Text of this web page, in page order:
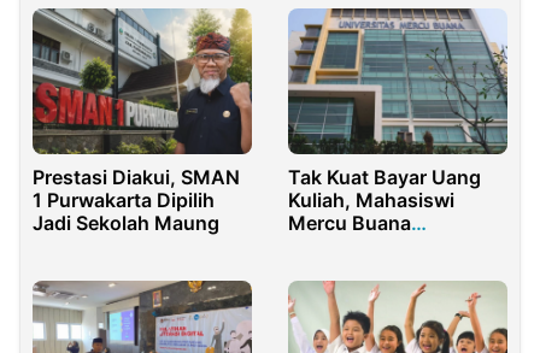
Prestasi Diakui, SMAN
1 Purwakarta Dipilih
Jadi Sekolah Maung
Tak Kuat Bayar Uang
Kuliah, Mahasiswi
Mercu Buana